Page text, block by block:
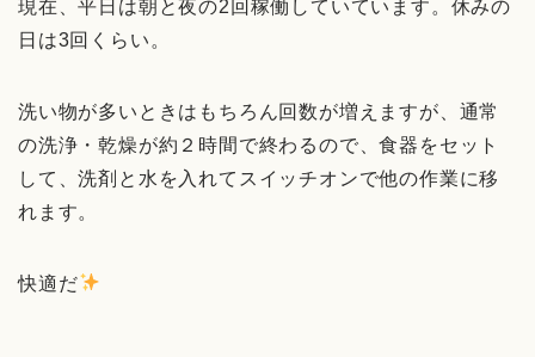
現在、平日は朝と夜の2回稼働していています。休みの
日は3回くらい。
洗い物が多いときはもちろん回数が増えますが、通常
の洗浄・乾燥が約２時間で終わるので、食器をセット
して、洗剤と水を入れてスイッチオンで他の作業に移
れます。
快適だ